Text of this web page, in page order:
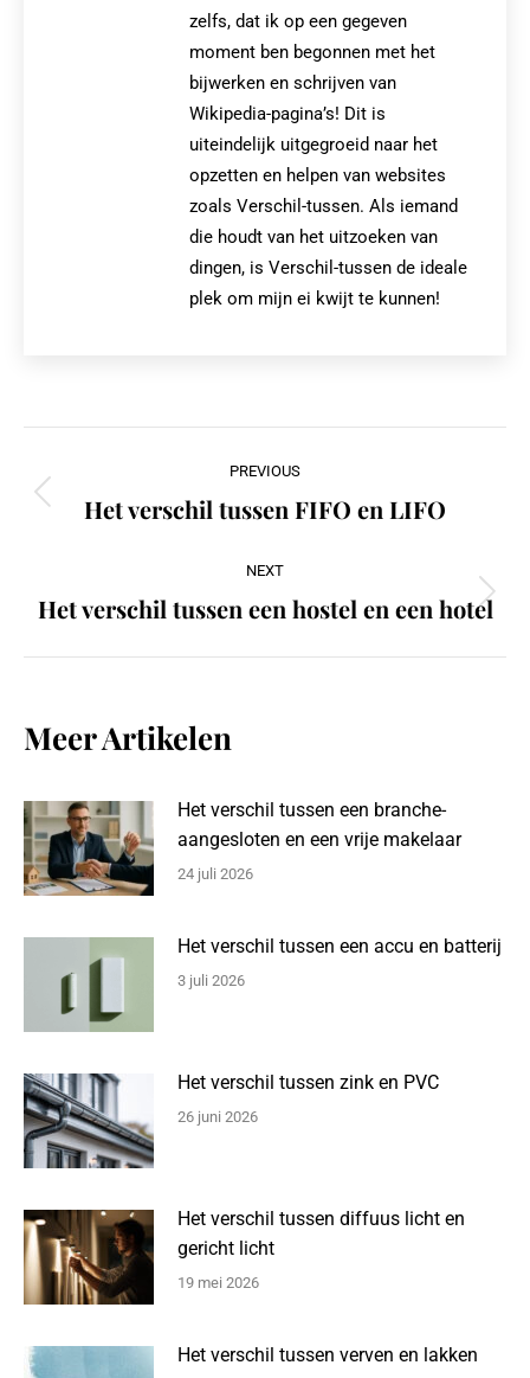
zelfs, dat ik op een gegeven
moment ben begonnen met het
bijwerken en schrijven van
Wikipedia-pagina’s! Dit is
uiteindelijk uitgegroeid naar het
opzetten en helpen van websites
zoals Verschil-tussen. Als iemand
die houdt van het uitzoeken van
dingen, is Verschil-tussen de ideale
plek om mijn ei kwijt te kunnen!
navigation
PREVIOUS
Previous
Het verschil tussen FIFO en LIFO
NEXT
Next
Het verschil tussen een hostel en een hotel
Meer Artikelen
Het verschil tussen een branche-
aangesloten en een vrije makelaar
24 juli 2026
Het verschil tussen een accu en batterij
3 juli 2026
Het verschil tussen zink en PVC
26 juni 2026
Het verschil tussen diffuus licht en
gericht licht
19 mei 2026
Het verschil tussen verven en lakken